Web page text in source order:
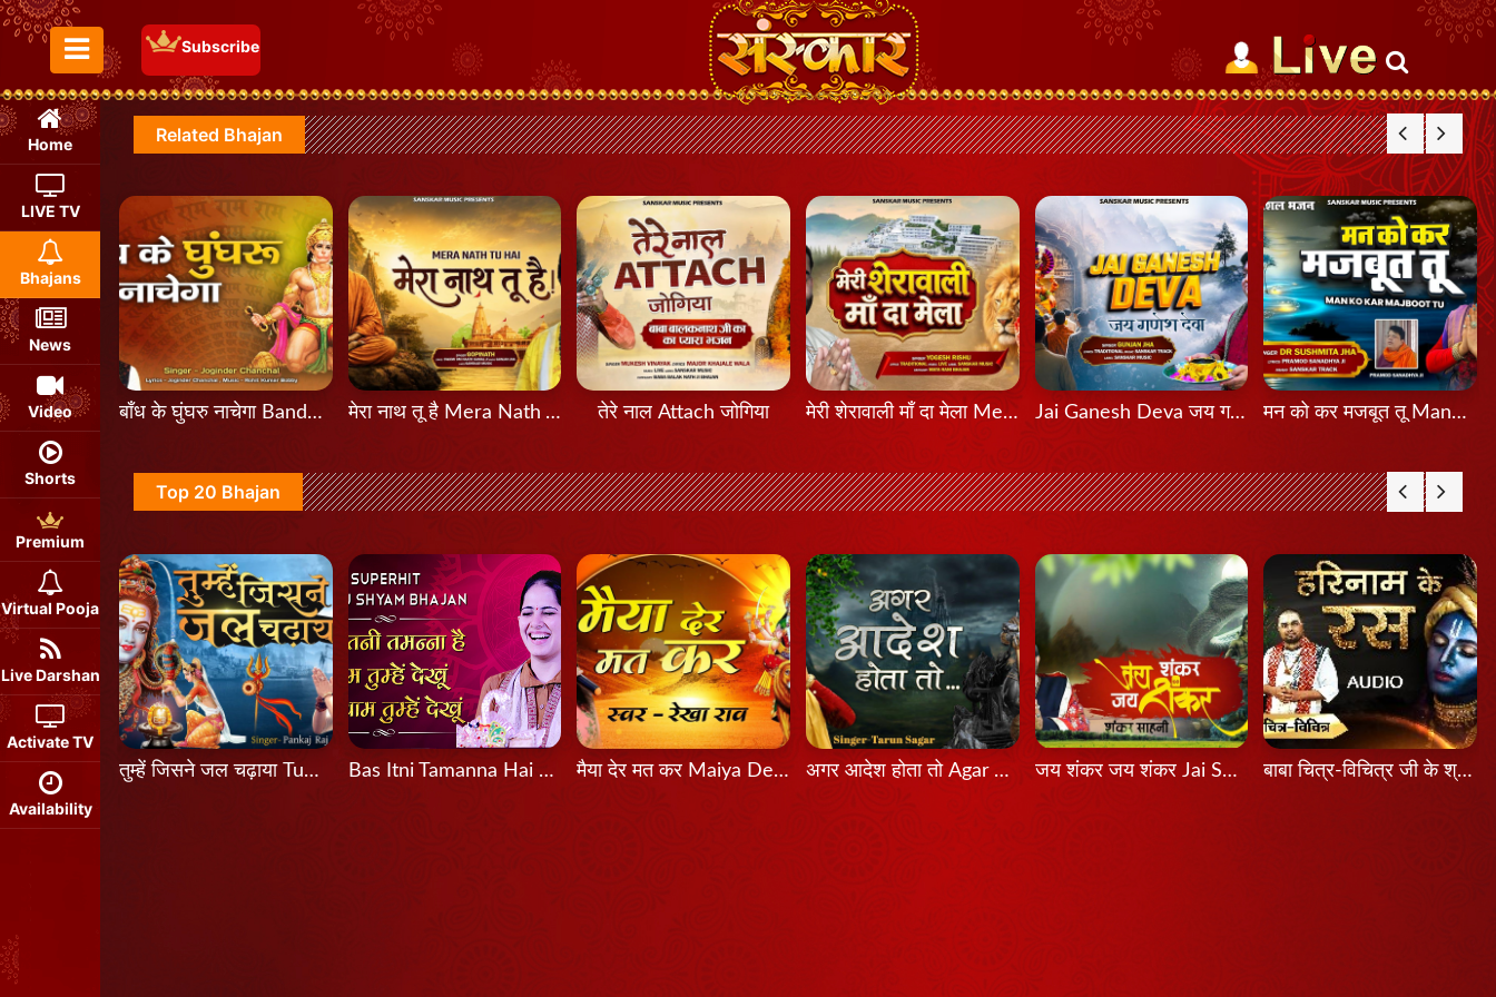
Toggle Menu
Subscribe
Home
LIVE TV
Bhajans
News
Video
Shorts
Premium
Virtual Pooja
Live Darshan
Activate TV
Availability
Related Bhajan
बाँध के घुंघरु नाचेगा Bandh Ke Ghunghroo Nachega मेरा नाथ तू है Mera Nath Tu Hai तेरे नाल Attach जोगिया मेरी शेरावाली माँ दा मेला Meri Sherawali Maa Da Mela Jai Ganesh Deva जय गणेश देवा मन को कर मजबूत तू Mann Ko Kar Majboot Tu
Top 20 Bhajan
तुम्हें जिसने जल चढ़ाया Tumhein Jisne Jal Chadhaya Bas Itni Tamanna Hai - Jaya Kishori मैया देर मत कर Maiya Der Mat Kar अगर आदेश होता तो Agar Aadesh Hota To जय शंकर जय शंकर Jai Shankar Jai Shankar बाबा चित्र-विचित्र जी के श्री मुख से श्रवण कीजिए श्रीकृष्ण का यह भजन...हरिनाम के रस...latest Bhajan